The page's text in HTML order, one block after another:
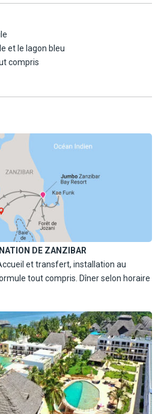
durant ce circuit !
des clients logeant dans différents
peuvent donc changer d'une
arrêts possibles afin de récupérer
des excursions et au retour des
excursion à l'autre.
et le lagon bleu
compris
DE ZANZIBAR
et transfert, installation au
tout compris. Dîner selon horaire